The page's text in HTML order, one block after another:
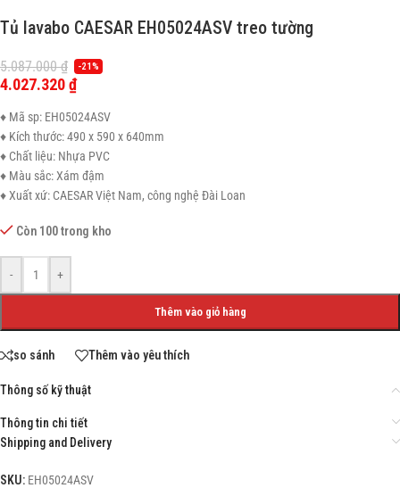
Tủ lavabo CAESAR EH05024ASV treo tường
5.087.000₫ -21%
4.027.320₫
♦ Mã sp: EH05024ASV
♦ Kích thước: 490 x 590 x 640mm
♦ Chất liệu: Nhựa PVC
♦ Màu sắc: Xám đậm
♦ Xuất xứ: CAESAR Việt Nam, công nghệ Đài Loan
Còn 100 trong kho
- +
Thêm vào giỏ hàng
so sánh Thêm vào yêu thích
Thông số kỹ thuật
Thông tin chi tiết
Shipping and Delivery
SKU: EH05024ASV